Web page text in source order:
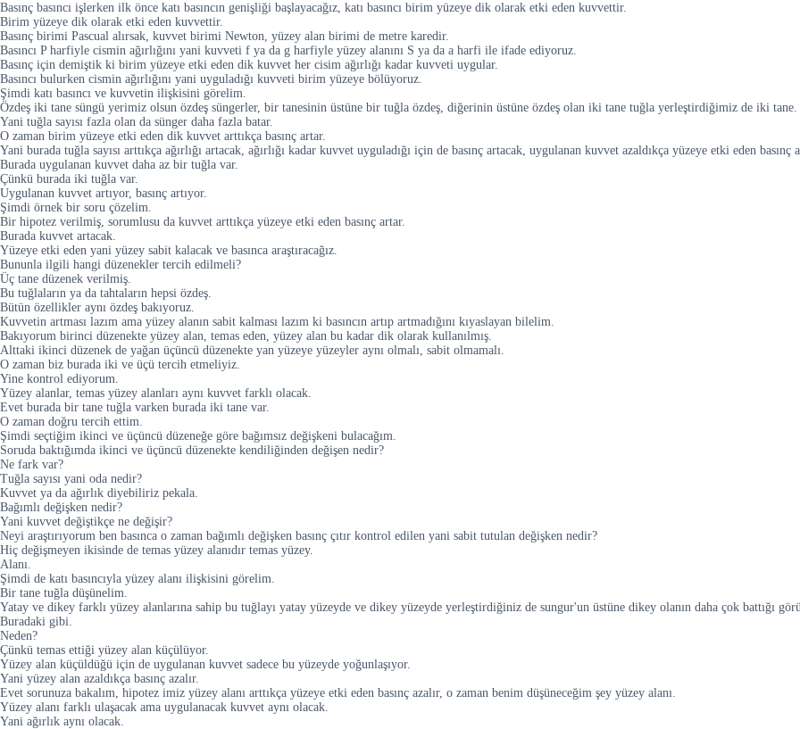
Basınç basıncı işlerken ilk önce katı basıncın genişliği başlayacağız, katı basıncı birim yüzeye dik olarak etki eden kuvvettir.
Birim yüzeye dik olarak etki eden kuvvettir.
Basınç birimi Pascual alırsak, kuvvet birimi Newton, yüzey alan birimi de metre karedir.
Basıncı P harfiyle cismin ağırlığını yani kuvveti f ya da g harfiyle yüzey alanını S ya da a harfi ile ifade ediyoruz.
Basınç için demiştik ki birim yüzeye etki eden dik kuvvet her cisim ağırlığı kadar kuvveti uygular.
Basıncı bulurken cismin ağırlığını yani uyguladığı kuvveti birim yüzeye bölüyoruz.
Şimdi katı basıncı ve kuvvetin ilişkisini görelim.
Özdeş iki tane süngü yerimiz olsun özdeş süngerler, bir tanesinin üstüne bir tuğla özdeş, diğerinin üstüne özdeş olan iki tane tuğla yerleştirdiğimiz de iki tane.
Yani tuğla sayısı fazla olan da sünger daha fazla batar.
O zaman birim yüzeye etki eden dik kuvvet arttıkça basınç artar.
Yani burada tuğla sayısı arttıkça ağırlığı artacak, ağırlığı kadar kuvvet uyguladığı için de basınç artacak, uygulanan kuvvet azaldıkça yüzeye etki eden basınç
Burada uygulanan kuvvet daha az bir tuğla var.
Çünkü burada iki tuğla var.
Uygulanan kuvvet artıyor, basınç artıyor.
Şimdi örnek bir soru çözelim.
Bir hipotez verilmiş, sorumlusu da kuvvet arttıkça yüzeye etki eden basınç artar.
Burada kuvvet artacak.
Yüzeye etki eden yani yüzey sabit kalacak ve basınca araştıracağız.
Bununla ilgili hangi düzenekler tercih edilmeli?
Üç tane düzenek verilmiş.
Bu tuğlaların ya da tahtaların hepsi özdeş.
Bütün özellikler aynı özdeş bakıyoruz.
Kuvvetin artması lazım ama yüzey alanın sabit kalması lazım ki basıncın artıp artmadığını kıyaslayan bilelim.
Bakıyorum birinci düzenekte yüzey alan, temas eden, yüzey alan bu kadar dik olarak kullanılmış.
Alttaki ikinci düzenek de yağan üçüncü düzenekte yan yüzeye yüzeyler aynı olmalı, sabit olmamalı.
O zaman biz burada iki ve üçü tercih etmeliyiz.
Yine kontrol ediyorum.
Yüzey alanlar, temas yüzey alanları aynı kuvvet farklı olacak.
Evet burada bir tane tuğla varken burada iki tane var.
O zaman doğru tercih ettim.
Şimdi seçtiğim ikinci ve üçüncü düzeneğe göre bağımsız değişkeni bulacağım.
Soruda baktığımda ikinci ve üçüncü düzenekte kendiliğinden değişen nedir?
Ne fark var?
Tuğla sayısı yani oda nedir?
Kuvvet ya da ağırlık diyebiliriz pekala.
Bağımlı değişken nedir?
Yani kuvvet değiştikçe ne değişir?
Neyi araştırıyorum ben basınca o zaman bağımlı değişken basınç çıtır kontrol edilen yani sabit tutulan değişken nedir?
Hiç değişmeyen ikisinde de temas yüzey alanıdır temas yüzey.
Alanı.
Şimdi de katı basıncıyla yüzey alanı ilişkisini görelim.
Bir tane tuğla düşünelim.
Yatay ve dikey farklı yüzey alanlarına sahip bu tuğlayı yatay yüzeyde ve dikey yüzeyde yerleştirdiğiniz de sungur'un üstüne dikey olanın daha çok battığı
Buradaki gibi.
Neden?
Çünkü temas ettiği yüzey alan küçülüyor.
Yüzey alan küçüldüğü için de uygulanan kuvvet sadece bu yüzeyde yoğunlaşıyor.
Yani yüzey alan azaldıkça basınç azalır.
Evet sorunuza bakalım, hipotez imiz yüzey alanı arttıkça yüzeye etki eden basınç azalır, o zaman benim düşüneceğim şey yüzey alanı.
Yüzey alanı farklı ulaşacak ama uygulanacak kuvvet aynı olacak.
Yani ağırlık aynı olacak.